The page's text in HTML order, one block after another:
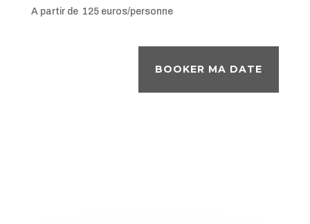
A partir de 125 euros/personne
BOOKER MA DATE